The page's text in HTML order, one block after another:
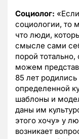
Социолог:
социологии, то
что люди,
смысле сами
порой
можем
85 лет
определенной
шаблоны и
даны им
этого хочу» у
возникает